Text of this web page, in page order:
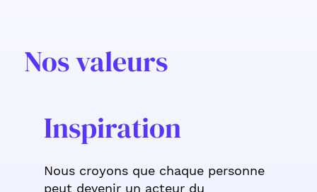
Nos valeurs
Inspiration
Nous croyons que chaque personne
peut devenir un acteur du